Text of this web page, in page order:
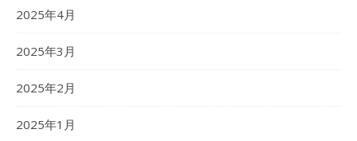
2025年4月
2025年3月
2025年2月
2025年1月